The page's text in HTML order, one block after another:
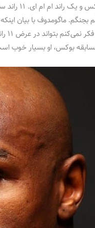
است، مثل
بوکس، او بسیار خوب